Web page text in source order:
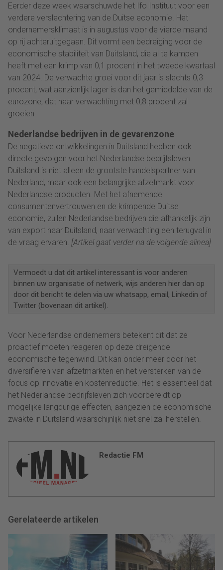
Eerder deze week waarschuwde het Ifo Instituut voor een
verdere verslechtering van de Duitse economie. Het
ondernemersklimaat is in augustus voor de vierde maand
op rij achteruitgegaan. Dit vormt een bedreiging voor de
economische stabiliteit van Duitsland, die al te kampen
heeft met een krimp van 0,1 procent in het tweede kwartaal
van 2024. De verwachte groei voor dit jaar is slechts 0,3
procent, wat aanzienlijk lager is dan het gemiddelde van de
eurozone, dat naar verwachting met 0,8 procent zal
groeien.
Nederlandse bedrijven in de gevarenzone
De negatieve ontwikkelingen in Duitsland hebben ook
directe gevolgen voor het Nederlandse bedrijfsleven.
Duitsland is niet alleen de grootste handelspartner van
Nederland, maar ook een belangrijke afzetmarkt voor
Nederlandse producten. Met het afnemende
consumentenvertrouwen en de krimpende Duitse
economie, zullen Nederlandse bedrijven die afhankelijk zijn
van export naar Duitsland, naar verwachting een terugval in
de vraag ervaren. [Artikel gaat verder na de volgende alinea]
Vermoedt u dat dit artikel interessant is voor anderen
binnen uw organisatie of netwerk, wijs anderen hier dan op
door dit bericht te delen via uw whatsapp, email, Linkedin of
Twitter (bovenaan dit artikel).
Voor Nederlandse ondernemers betekent dit dat ze
proactief moeten reageren op deze dreigende
economische tegenwind. Dit kan onder meer door het
diversifiëren van afzetmarkten en het versterken van de
focus op innovatie en kostenreductie. Het is essentieel dat
het Nederlandse bedrijfsleven zich voorbereidt op
mogelijke langdurige effecten, aangezien de economische
zwakte in Duitsland waarschijnlijk niet snel zal herstellen.
Redactie FM
Gerelateerde artikelen